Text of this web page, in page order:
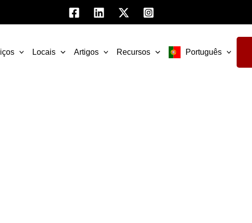
Locais Artigos Recursos Português